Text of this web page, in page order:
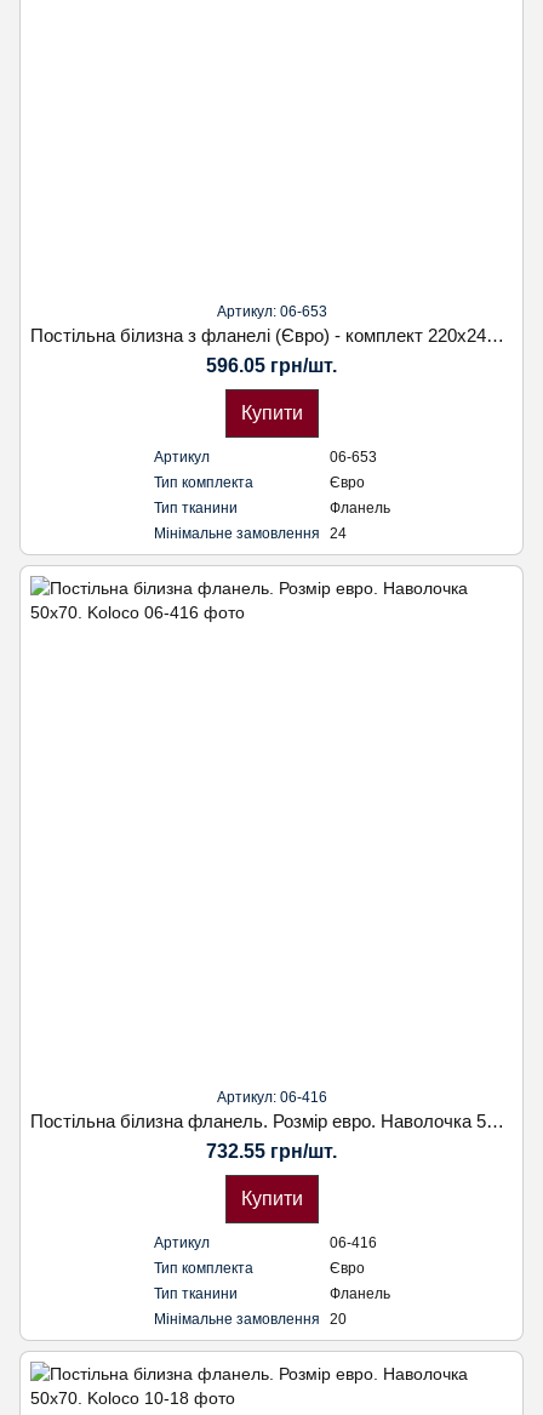
Артикул: 06-653
Постільна білизна з фланелі (Євро) - комплект 220х240 см. Розмір наволочки 70х70. Koloco
596.05 грн/шт.
Купити
Артикул
06-653
Тип комплекта
Євро
Тип тканини
Фланель
Мінімальне замовлення
24
Артикул: 06-416
Постільна білизна фланель. Розмір евро. Наволочка 50х70. Koloco
732.55 грн/шт.
Купити
Артикул
06-416
Тип комплекта
Євро
Тип тканини
Фланель
Мінімальне замовлення
20